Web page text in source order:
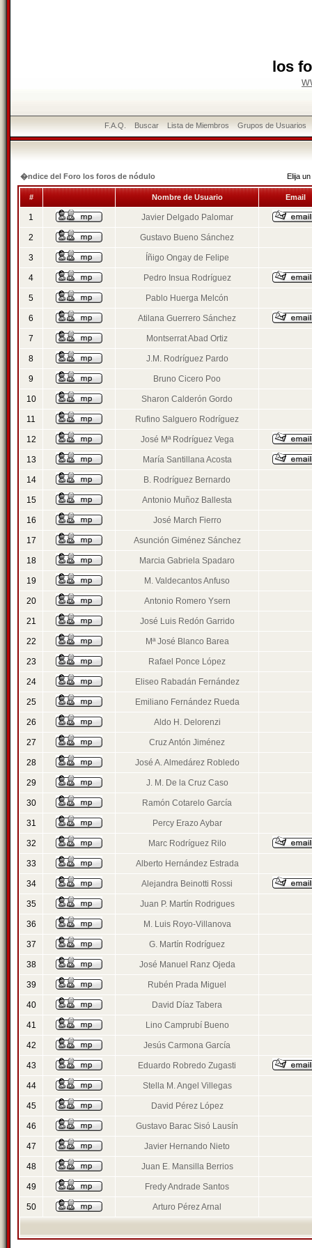
los
F.A.Q. Buscar Lista de Miembros Grupos de Usuarios
�ndice del Foro los foros de nódulo Elija
# Nombre de Usuario Email
1 Javier Delgado Palomar
2 Gustavo Bueno Sánchez
3 Íñigo Ongay de Felipe
4 Pedro Insua Rodríguez
5 Pablo Huerga Melcón
6 Atilana Guerrero Sánchez
7 Montserrat Abad Ortiz
8 J.M. Rodríguez Pardo
9 Bruno Cicero Poo
10 Sharon Calderón Gordo
11 Rufino Salguero Rodríguez
12 José Mª Rodríguez Vega
13 María Santillana Acosta
14 B. Rodríguez Bernardo
15 Antonio Muñoz Ballesta
16 José March Fierro
17 Asunción Giménez Sánchez
18 Marcia Gabriela Spadaro
19 M. Valdecantos Anfuso
20 Antonio Romero Ysern
21 José Luis Redón Garrido
22 Mª José Blanco Barea
23 Rafael Ponce López
24 Eliseo Rabadán Fernández
25 Emiliano Fernández Rueda
26 Aldo H. Delorenzi
27 Cruz Antón Jiménez
28 José A. Almedárez Robledo
29 J. M. De la Cruz Caso
30 Ramón Cotarelo García
31 Percy Erazo Aybar
32 Marc Rodríguez Rilo
33 Alberto Hernández Estrada
34 Alejandra Beinotti Rossi
35 Juan P. Martín Rodrigues
36 M. Luis Royo-Villanova
37 G. Martín Rodríguez
38 José Manuel Ranz Ojeda
39 Rubén Prada Miguel
40 David Díaz Tabera
41 Lino Camprubí Bueno
42 Jesús Carmona García
43 Eduardo Robredo Zugasti
44 Stella M. Angel Villegas
45 David Pérez López
46 Gustavo Barac Sisó Lausín
47 Javier Hernando Nieto
48 Juan E. Mansilla Berrios
49 Fredy Andrade Santos
50 Arturo Pérez Arnal